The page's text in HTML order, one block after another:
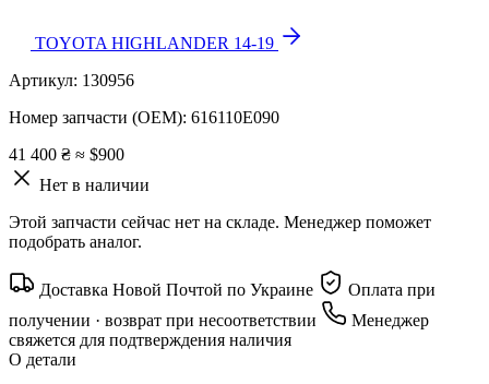
TOYOTA HIGHLANDER 14-19
Артикул: 130956
Номер запчасти (OEM): 616110E090
41 400 ₴ ≈ $900
Нет в наличии
Этой запчасти сейчас нет на складе. Менеджер поможет
подобрать аналог.
Доставка Новой Почтой по Украине
Оплата при
получении · возврат при несоответствии
Менеджер
свяжется для подтверждения наличия
О детали